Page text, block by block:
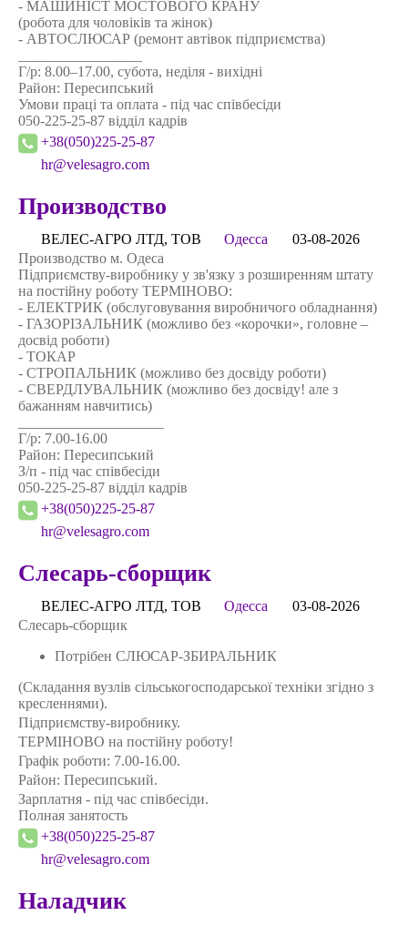
- МАШИНІСТ МОСТОВОГО КРАНУ
(робота для чоловіків та жінок)
- АВТОСЛЮСАР (ремонт автівок підприємства)
Г/р: 8.00–17.00, субота, неділя - вихідні
Район: Пересипський
Умови працi та оплата - під час співбесіди
050-225-25-87 відділ кадрів
+38(050)225-25-87
hr@velesagro.com
Производство
ВЕЛЕС-АГРО ЛТД, ТОВ Одесса
03-08-2026
Производство м. Одеса
Підприємству-виробнику у зв'язку з розширенням штату
на постійну роботу ТЕРМІНОВО:
- ЕЛЕКТРИК (обслуговування виробничого обладнання)
- ГАЗОРІЗАЛЬНИК (можливо без «корочки», головне –
досвід роботи)
- ТОКАР
- СТРОПАЛЬНИК (можливо без досвіду роботи)
- СВЕРДЛУВАЛЬНИК (можливо без досвіду! але з
бажанням навчитись)
Г/р: 7.00-16.00
Район: Пересипський
З/п - під час співбесіди
050-225-25-87 відділ кадрів
+38(050)225-25-87
hr@velesagro.com
Слесарь-сборщик
ВЕЛЕС-АГРО ЛТД, ТОВ Одесса
03-08-2026
Слесарь-сборщик
Потрібен СЛЮСАР-ЗБИРАЛЬНИК
(Складання вузлів сільськогосподарської техніки згідно з
кресленнями).
Підприємству-виробнику.
ТЕРМІНОВО на постійну роботу!
Графік роботи: 7.00-16.00.
Район: Пересипський.
Зарплатня - під час співбесіди.
Полная занятость
+38(050)225-25-87
hr@velesagro.com
Наладчик